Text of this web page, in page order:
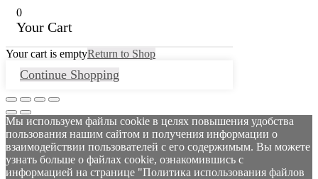
0
Your Cart
Your cart is emptyReturn to Shop
Continue Shopping
Мы используем файлы cookie в целях повышения удобства
пользования нашим сайтом и получения информации о
взаимодействии пользователей с его содержимым. Вы можете
узнать больше о файлах cookie, ознакомившись с
информацией на странице "Политика использования файлов